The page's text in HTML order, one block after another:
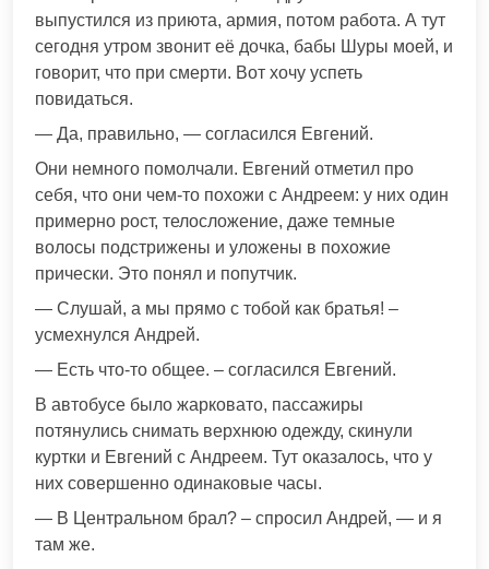
выпустился из приюта, армия, потом работа. А тут
сегодня утром звонит её дочка, бабы Шуры моей, и
говорит, что при смерти. Вот хочу успеть
повидаться.
— Да, правильно, — согласился Евгений.
Они немного помолчали. Евгений отметил про
себя, что они чем-то похожи с Андреем: у них один
примерно рост, телосложение, даже темные
волосы подстрижены и уложены в похожие
прически. Это понял и попутчик.
— Слушай, а мы прямо с тобой как братья! –
усмехнулся Андрей.
— Есть что-то общее. – согласился Евгений.
В автобусе было жарковато, пассажиры
потянулись снимать верхнюю одежду, скинули
куртки и Евгений с Андреем. Тут оказалось, что у
них совершенно одинаковые часы.
— В Центральном брал? – спросил Андрей, — и я
там же.